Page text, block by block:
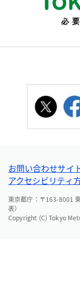
お問い合わせサイ
アクセシビリティ
東京都庁：〒163-8001
表）
Copyright (C) Tokyo